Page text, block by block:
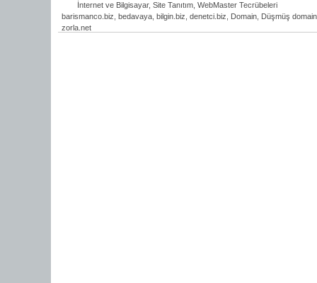
İnternet ve Bilgisayar, Site Tanıtım WebMaster Tecrübeleri
barismanco.biz bedavaya bilgin.biz denetci.biz Domain Düşmüş domain
zorla.net